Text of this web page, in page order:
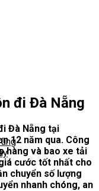
đi Đà Nẵng
Đà Nẵng tại
12 năm qua. Công
hàng và bao xe tải
cước tốt nhất cho
chuyển số lượng
nhanh chóng, an